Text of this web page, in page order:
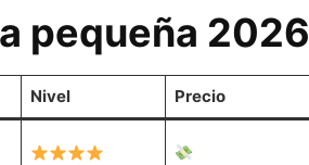
pequeña 2026
Nivel Precio